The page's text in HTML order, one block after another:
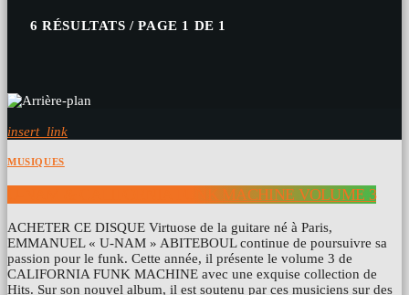
6 RÉSULTATS / PAGE 1 DE 1
insert_link
MUSIQUES
U-NAM & CALIFORNIA FUNK MACHINE VOLUME 3
ACHETER CE DISQUE Virtuose de la guitare né à Paris,
EMMANUEL « U-NAM » ABITEBOUL continue de poursuivre sa
passion pour le funk. Cette année, il présente le volume 3 de
CALIFORNIA FUNK MACHINE avec une exquise collection de
Hits. Sur son nouvel album, il est soutenu par ces musiciens sur des